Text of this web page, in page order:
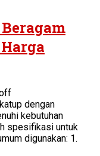
dengan
kebutuhan
spesifikasi untuk
digunakan: 1.